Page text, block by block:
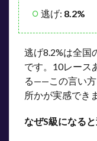
逃げ: 8.2%
逃げ8.2%は全国
です。10レース
る——この言い
所かが実感でき
なぜS級になる